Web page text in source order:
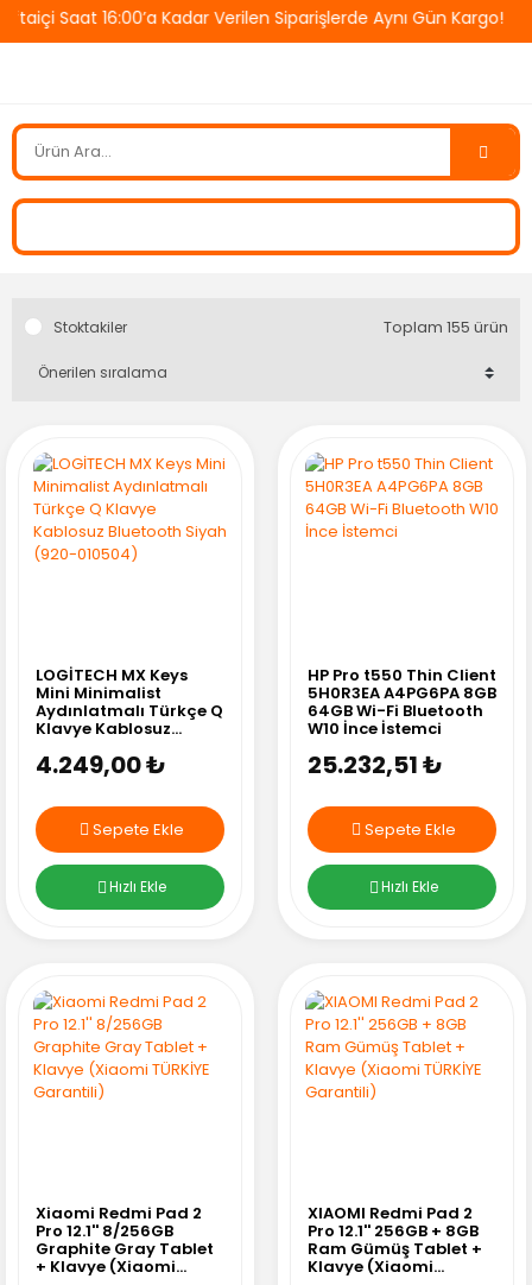
16:00’a Kadar Verilen Siparişlerde Aynı Gün Kargo! 🚚
Stoktakiler Toplam 155 ürün
LOGİTECH MX Keys
Mini Minimalist
Aydınlatmalı Türkçe Q
Klavye Kablosuz
010504)
4.249,00 ₺
Sepete Ekle
Hızlı Ekle
HP Pro t550 Thin Client
5H0R3EA A4PG6PA 8GB
64GB Wi-Fi Bluetooth
W10 İnce İstemci
25.232,51 ₺
Sepete Ekle
Hızlı Ekle
Xiaomi Redmi Pad 2
Pro 12.1'' 8/256GB
Graphite Gray Tablet
+ Klavye (Xiaomi
XIAOMI Redmi Pad 2
Pro 12.1'' 256GB + 8GB
Ram Gümüş Tablet +
Klavye (Xiaomi